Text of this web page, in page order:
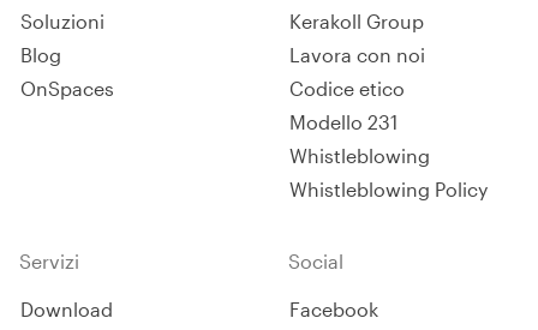
Soluzioni
Blog
OnSpaces
Kerakoll Group
Lavora con noi
Codice etico
Modello 231
Whistleblowing
Whistleblowing Policy
Servizi
Download
Social
Facebook